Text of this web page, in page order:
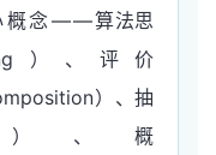
概念——算法思
）、评价
）、抽
）、概